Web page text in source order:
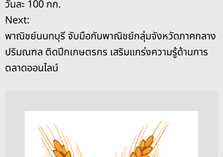
o
k
ะ
แ
น
ว
เ
รื่
วันละ 100 กก.
Next:
พาณิชย์นนทบุรี จับมือกับพาณิชย์กลุ่มจังหวัดภาคกลาง
ปริมณฑล ติดปีกเกษตรกร เสริมแกร่งความรู้ด้านการ
ตลาดออนไลน์